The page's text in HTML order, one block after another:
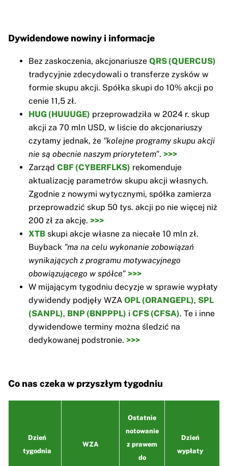
Dywidendowe nowiny i informacje
Bez zaskoczenia, akcjonariusze QRS (QUERCUS)
tradycyjnie zdecydowali o transferze zysków w
formie skupu akcji. Spółka skupi do 10% akcji po
cenie 11,5 zł.
HUG (HUUUGE) przeprowadziła w 2024 r. skup
akcji za 70 mln USD, w liście do akcjonariuszy
czytamy jednak, że "kolejne programy skupu akcji
nie są obecnie naszym priorytetem". >>>
Zarząd CBF (CYBERFLKS) rekomenduje
aktualizację parametrów skupu akcji własnych.
Zgodnie z nowymi wytycznymi, spółka zamierza
przeprowadzić skup 50 tys. akcji po nie więcej niż
200 zł za akcję. >>>
XTB skupi akcje własne za niecałe 10 mln zł.
Buyback "ma na celu wykonanie zobowiązań
wynikających z programu motywacyjnego
obowiązującego w spółce" >>>
W mijającym tygodniu decyzje w sprawie wypłaty
dywidendy podjęły WZA OPL (ORANGEPL), SPL
(SANPL), BNP (BNPPPL) i CFS (CFSA). Te i inne
dywidendowe terminy można śledzić na
dedykowanej podstronie. >>>
Co nas czeka w przyszłym tygodniu
Dzień
tygodnia
WZA
Ostatnie
notowanie
z prawem
do
Dzień
wypłaty